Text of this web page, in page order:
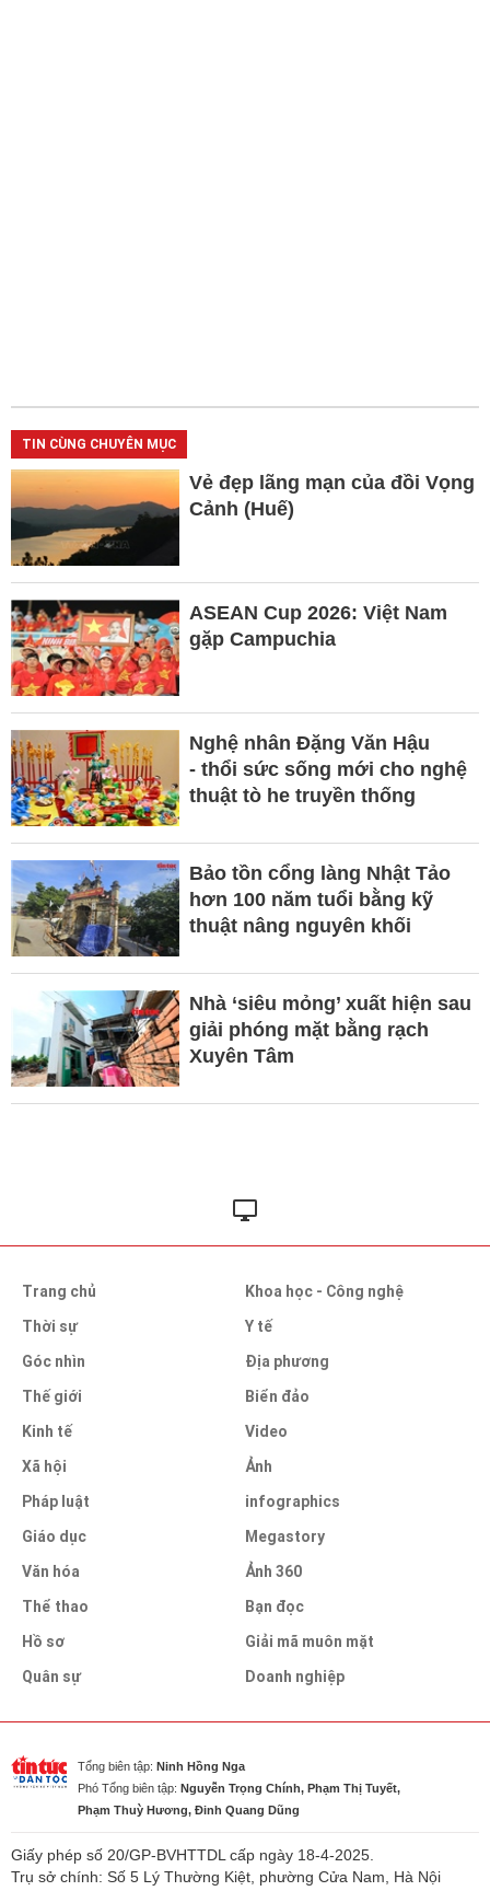
TIN CÙNG CHUYÊN MỤC
Vẻ đẹp lãng mạn của đồi Vọng
Cảnh (Huế)
ASEAN Cup 2026: Việt Nam
gặp Campuchia
Nghệ nhân Đặng Văn Hậu
- thổi sức sống mới cho nghệ
thuật tò he truyền thống
Bảo tồn cổng làng Nhật Tảo
hơn 100 năm tuổi bằng kỹ
thuật nâng nguyên khối
Nhà ‘siêu mỏng’ xuất hiện sau
giải phóng mặt bằng rạch
Xuyên Tâm
Trang chủ
Thời sự
Góc nhìn
Thế giới
Kinh tế
Xã hội
Pháp luật
Giáo dục
Văn hóa
Thể thao
Hồ sơ
Quân sự
Khoa học - Công nghệ
Y tế
Địa phương
Biển đảo
Video
Ảnh
infographics
Megastory
Ảnh 360
Bạn đọc
Giải mã muôn mặt
Doanh nghiệp
Tổng biên tập: Ninh Hồng Nga
Phó Tổng biên tập: Nguyễn Trọng Chính, Phạm Thị Tuyết,
Phạm Thuỳ Hương, Đinh Quang Dũng
Giấy phép số 20/GP-BVHTTDL cấp ngày 18-4-2025.
Trụ sở chính: Số 5 Lý Thường Kiệt, phường Cửa Nam, Hà Nội